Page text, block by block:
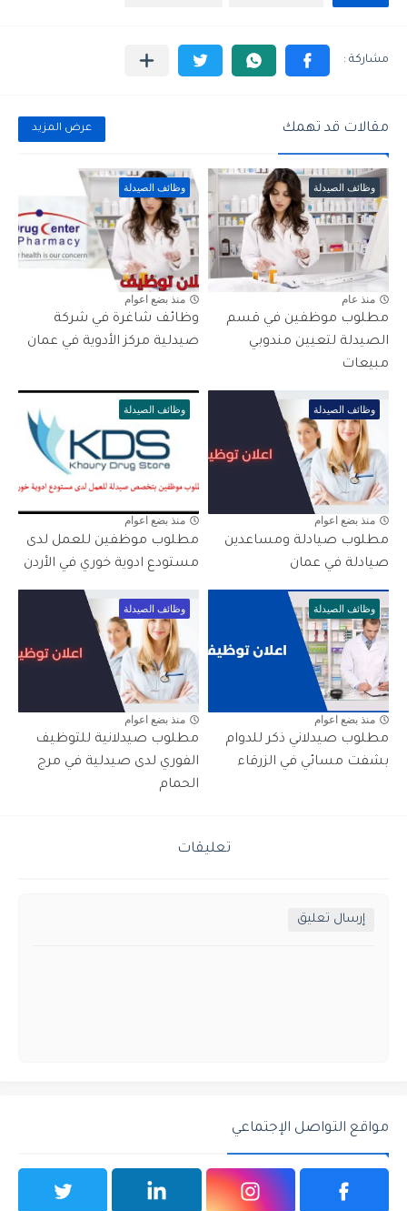
مقالات قد تهمك عرض المزيد
وظائف الصيدلة
منذ عام
مطلوب موظفين في قسم
الصيدلة لتعيين مندوبي
مبيعات
وظائف الصيدلة
منذ بضع اعوام
وظائف شاغرة في شركة
صيدلية مركز الأدوية في عمان
وظائف الصيدلة
منذ بضع اعوام
مطلوب صيادلة ومساعدين
صيادلة في عمان
وظائف الصيدلة
منذ بضع اعوام
مطلوب موظفين للعمل لدى
مستودع ادوية خوري في الأردن
وظائف الصيدلة
منذ بضع اعوام
مطلوب صيدلاني ذكر للدوام
بشفت مسائي في الزرقاء
وظائف الصيدلة
منذ بضع اعوام
مطلوب صيدلانية للتوظيف
الفوري لدى صيدلية في مرج
الحمام
تعليقات
إرسال تعليق
مواقع التواصل الإجتماعي